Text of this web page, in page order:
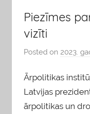
g
s
Piezīmes
vizīti
Posted on 2023.
Ārpolitikas
Latvijas
ārpolitikas un